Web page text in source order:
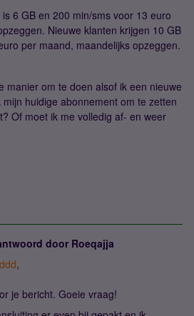
6 GB en 200 min/sms voor 13 euro
Nieuwe klanten krijgen 10 GB
per maand, maandelijks opzeggen.
manier om te doen alsof ik een nieuwe
huidige abonnement om te zetten
Of moet ik me volledig af- en weer
door Roeqajja
,
je bericht. Goeie vraag!